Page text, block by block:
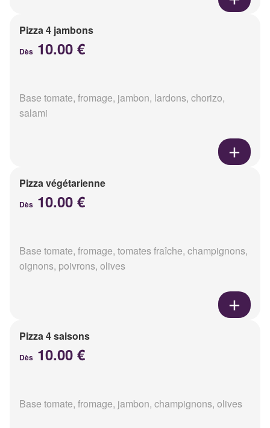
Pizza 4 jambons
Dès 10.00 €
Base tomate, fromage, jambon, lardons, chorizo,
salami
Pizza végétarienne
Dès 10.00 €
Base tomate, fromage, tomates fraîche, champignons,
oignons, poivrons, olives
Pizza 4 saisons
Dès 10.00 €
Base tomate, fromage, jambon, champignons, olives